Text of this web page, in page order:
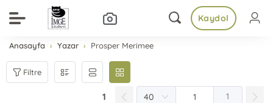
Kaydol
Anasayfa Yazar Prosper Merimee
Filtre
1 1